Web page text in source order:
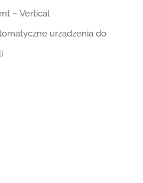
– Vertical
urządzenia do